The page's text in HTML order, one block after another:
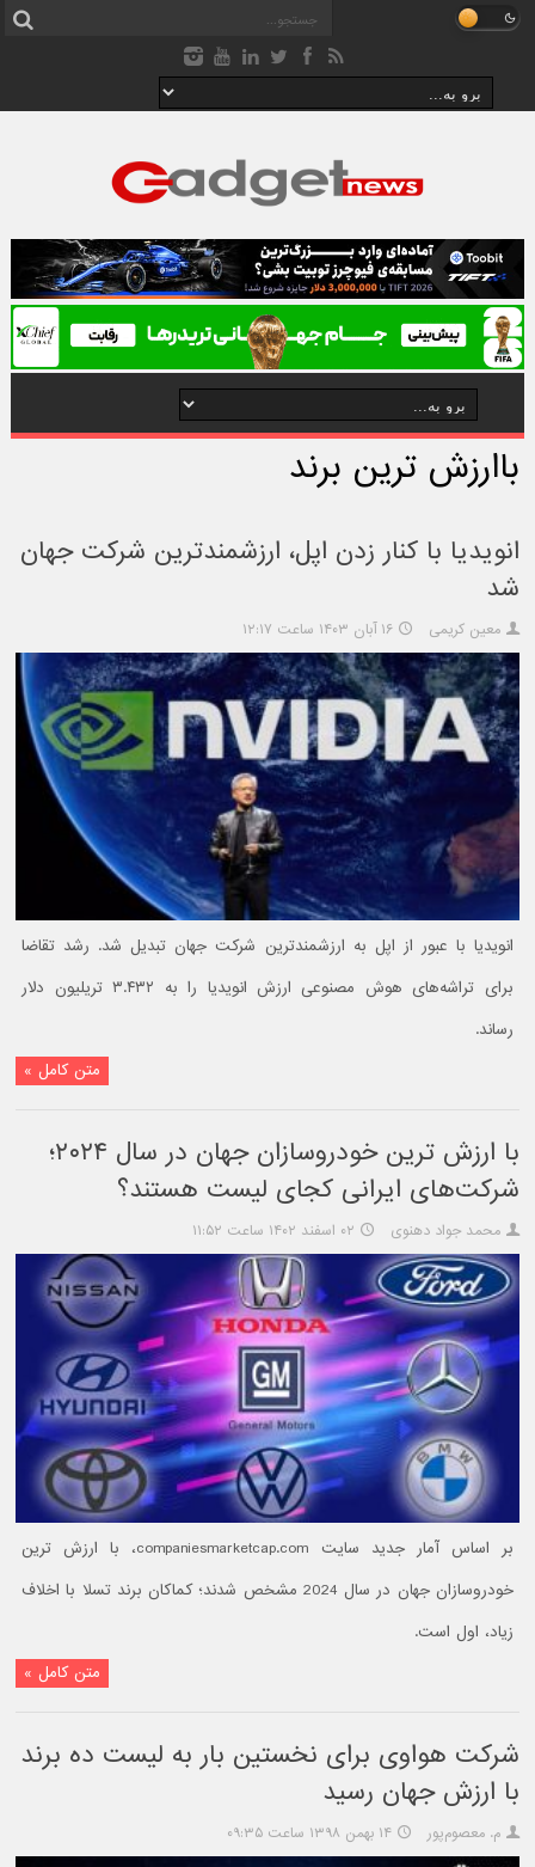
باارزش ترین برند
انویدیا با کنار زدن اپل، ارزشمندترین شرکت جهان
شد
معین کریمی ۱۶ آبان ۱۴۰۳ ساعت ۱۲:۱۷
انویدیا با عبور از اپل به ارزشمندترین شرکت جهان تبدیل شد. رشد تقاضا
برای تراشه‌های هوش مصنوعی ارزش انویدیا را به ۳.۴۳۲ تریلیون دلار
رساند.
متن کامل »
با ارزش ترین خودروسازان جهان در سال ۲۰۲۴؛
شرکت‌های ایرانی کجای لیست هستند؟
محمد جواد دهنوی ۰۲ اسفند ۱۴۰۲ ساعت ۱۱:۵۲
بر اساس آمار جدید سایت companiesmarketcap.com، با ارزش ترین
خودروسازان جهان در سال 2024 مشخص شدند؛ کماکان برند تسلا با اخلاف
زیاد، اول است.
متن کامل »
شرکت هواوی برای نخستین بار به لیست ده برند
با ارزش جهان رسید
م. معصوم‌پور ۱۴ بهمن ۱۳۹۸ ساعت ۰۹:۳۵